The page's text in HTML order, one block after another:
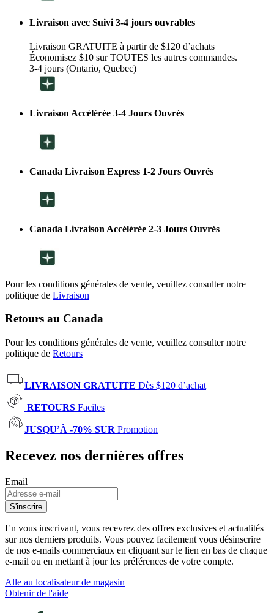
Livraison avec Suivi 3-4 jours ouvrables
Livraison GRATUITE à partir de $120 d’achats
Économisez $10 sur TOUTES les autres commandes.
3-4 jours (Ontario, Quebec)
Livraison Accélérée 3-4 Jours Ouvrés
Canada Livraison Express 1-2 Jours Ouvrés
Canada Livraison Accélérée 2-3 Jours Ouvrés
Pour les conditions générales de vente, veuillez consulter notre
politique de Livraison
Retours au Canada
Pour les conditions générales de vente, veuillez consulter notre
politique de Retours
LIVRAISON GRATUITE Dès $120 d’achat
RETOURS Faciles
JUSQU’À -70% SUR Promotion
Recevez nos dernières offres
Email
S'inscrire
En vous inscrivant, vous recevrez des offres exclusives et actualités
sur nos derniers produits. Vous pouvez facilement vous désinscrire
de nos e-mails commerciaux en cliquant sur le lien en bas de chaque
e-mail ou en mettant à jour les préférences de votre compte.
Alle au localisateur de magasin
Obtenir de l'aide